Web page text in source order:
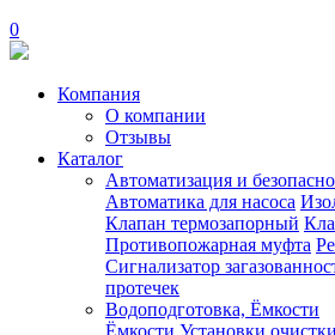
0
Компания
О компании
Отзывы
Каталог
Автоматизация и
Автоматика для насоса
Клапан термозапорный
Противопожарная муфта
Сигнализатор
протечек
Водоподготовка, Ёмкости
Ёмкости Установки